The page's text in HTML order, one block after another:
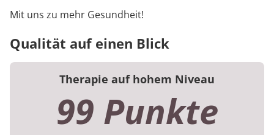
Mit uns zu mehr Gesundheit!
Qualität auf einen Blick
Therapie auf hohem Niveau
99 Punkte